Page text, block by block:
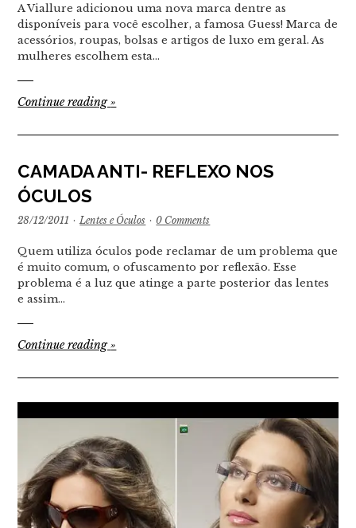
A Viallure adicionou uma nova marca dentre as
disponíveis para você escolher, a famosa Guess! Marca de
acessórios, roupas, bolsas e artigos de luxo em geral. As
mulheres escolhem esta…
Continue reading»
CAMADA ANTI- REFLEXO NOS
ÓCULOS
28/12/2011 · Lentes e Óculos · 0 Comments
Quem utiliza óculos pode reclamar de um problema que
é muito comum, o ofuscamento por reflexão. Esse
problema é a luz que atinge a parte posterior das lentes
e assim…
Continue reading»